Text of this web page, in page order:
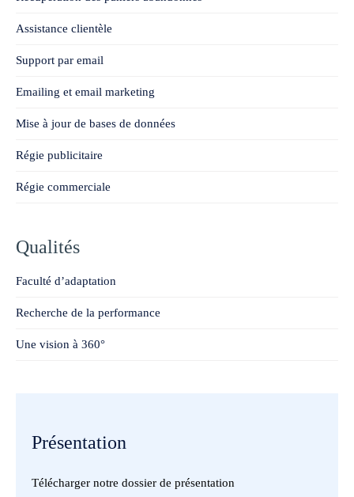
Assistance clientèle
Support par email
Emailing et email marketing
Mise à jour de bases de données
Régie publicitaire
Régie commerciale
Qualités
Faculté d’adaptation
Recherche de la performance
Une vision à 360°
Présentation
Télécharger notre dossier de présentation